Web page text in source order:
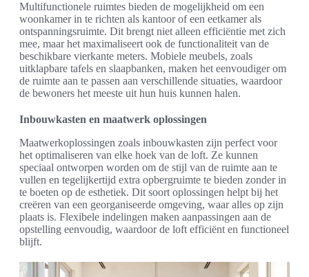
Multifunctionele ruimtes bieden de mogelijkheid om een
woonkamer in te richten als kantoor of een eetkamer als
ontspanningsruimte. Dit brengt niet alleen efficiëntie met zich
mee, maar het maximaliseert ook de functionaliteit van de
beschikbare vierkante meters. Mobiele meubels, zoals
uitklapbare tafels en slaapbanken, maken het eenvoudiger om
de ruimte aan te passen aan verschillende situaties, waardoor
de bewoners het meeste uit hun huis kunnen halen.
Inbouwkasten en maatwerk oplossingen
Maatwerkoplossingen zoals inbouwkasten zijn perfect voor
het optimaliseren van elke hoek van de loft. Ze kunnen
speciaal ontworpen worden om de stijl van de ruimte aan te
vullen en tegelijkertijd extra opbergruimte te bieden zonder in
te boeten op de esthetiek. Dit soort oplossingen helpt bij het
creëren van een georganiseerde omgeving, waar alles op zijn
plaats is. Flexibele indelingen maken aanpassingen aan de
opstelling eenvoudig, waardoor de loft efficiënt en functioneel
blijft.